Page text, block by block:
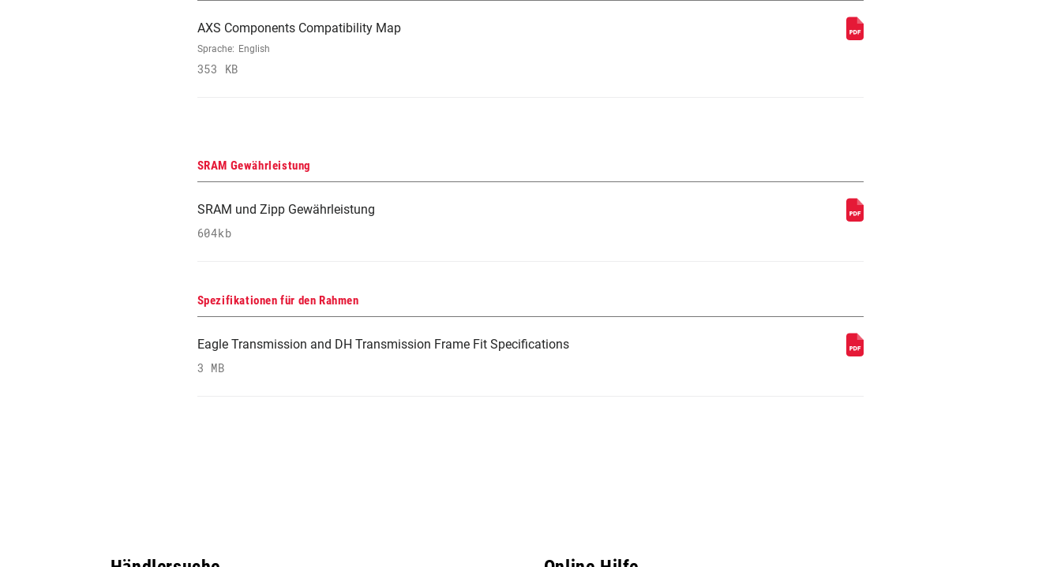
AXS Components Compatibility Map
Sprache: English
353 KB
SRAM Gewährleistung
SRAM und Zipp Gewährleistung
604kb
Spezifikationen für den Rahmen
Eagle Transmission and DH Transmission Frame Fit Specifications
3 MB